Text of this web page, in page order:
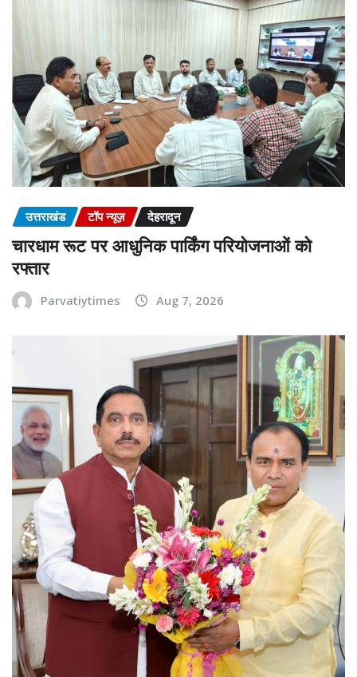
उत्तराखंड टॉप न्यूज़ देहरादून
चारधाम रूट पर आधुनिक पार्किंग परियोजनाओं को
रफ्तार
Parvatiytimes Aug 7, 2026